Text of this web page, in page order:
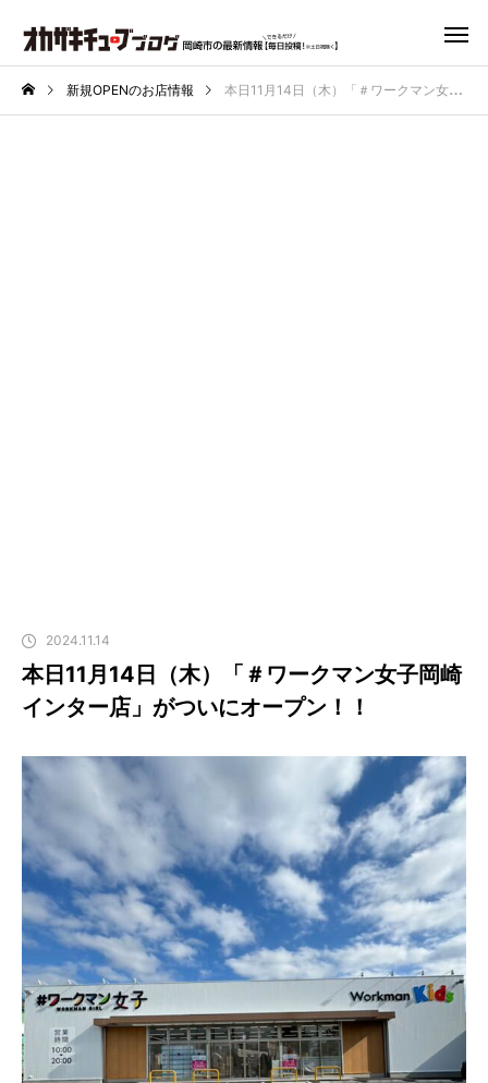
新規OPENのお店情報 本日11月14日（木）「＃ワークマン女子岡崎インター店」がついにオープン！！
2024.11.14
本日11月14日（木）「＃ワークマン女子岡崎
インター店」がついにオープン！！